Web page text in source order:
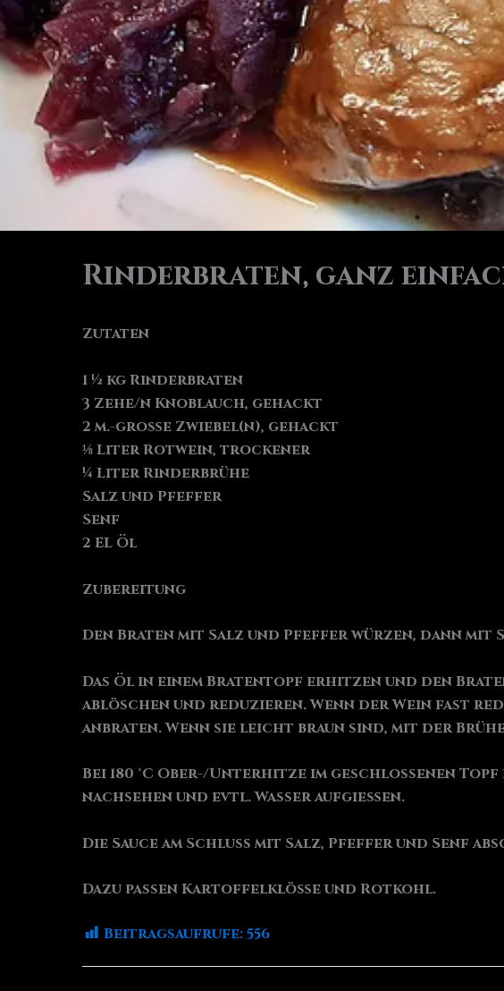
Rinderbraten, ganz
Zutaten
1 ½ kg Rinderbraten
3 Zehe/n Knoblauch, gehackt
2 m.-große Zwiebel(n), gehackt
⅛ Liter Rotwein, trockener
¼ Liter Rinderbrühe
Salz und Pfeffer
Senf
2 EL Öl
Zubereitung
Den Braten mit Salz und Pfeffer würzen, dann mit
Das Öl in einem Bratentopf erhitzen und den
ablöschen und reduzieren. Wenn der Wein fast
anbraten. Wenn sie leicht braun sind, mit der
Bei 180 °C Ober-/Unterhitze im geschlossenen
nachsehen und evtl. Wasser aufgießen.
Die Sauce am Schluss mit Salz, Pfeffer und Senf
Dazu passen Kartoffelklöße und Rotkohl.
Beitragsaufrufe:556